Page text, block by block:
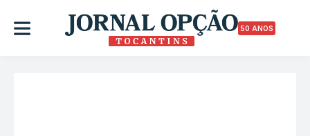
50 ANOS